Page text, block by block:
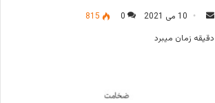
F
10 می 2021 0
815